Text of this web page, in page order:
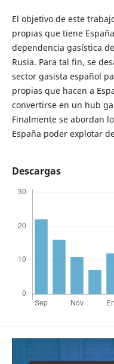
El objetivo de este
propias que tiene
dependencia gasística
Rusia. Para tal fin, se
sector gasista español
propias que hacen a
convertirse en un hub
Finalmente se abordan
España poder explotar
Descargas